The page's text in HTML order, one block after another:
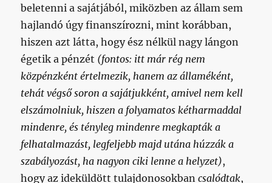
beletenni a sajátjából, miközben az állam sem
hajlandó úgy finanszírozni, mint korábban,
hiszen azt látta, hogy ész nélkül nagy lángon
égetik a pénzét (fontos: itt már rég nem
közpénzként értelmezik, hanem az államéként,
tehát végső soron a sajátjukként, amivel nem kell
elszámolniuk, hiszen a folyamatos kétharmaddal
mindenre, és tényleg mindenre megkapták a
felhatalmazást, legfeljebb majd utána húzzák a
szabályozást, ha nagyon ciki lenne a helyzet),
hogy az ideküldött tulajdonosokbancsalódtak,